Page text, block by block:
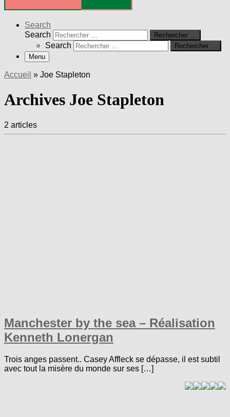
Search
Search
Rechercher …
Search
Rechercher …
Menu
Accueil » Joe Stapleton
Archives Joe Stapleton
2 articles
Manchester by the sea – Réalisation
Kenneth Lonergan
Trois anges passent.. Casey Affleck se dépasse, il est subtil
avec tout la misère du monde sur ses […]